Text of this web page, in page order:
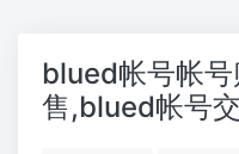
blued帐号帐
售,blued帐号